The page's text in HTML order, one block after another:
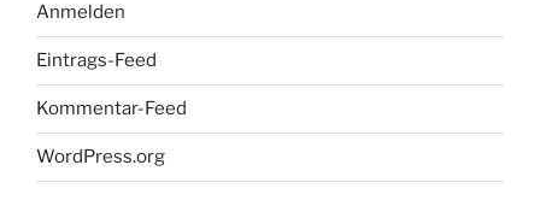
Anmelden
Eintrags-Feed
Kommentar-Feed
WordPress.org